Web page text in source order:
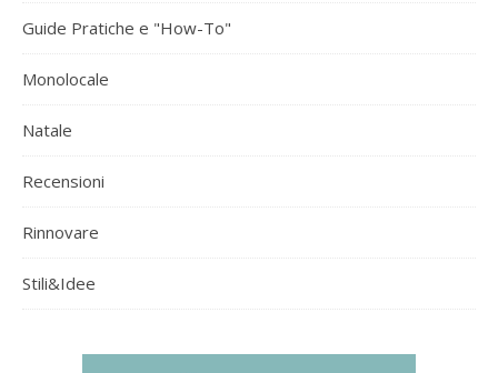
Guide Pratiche e "How-To"
Monolocale
Natale
Recensioni
Rinnovare
Stili&Idee